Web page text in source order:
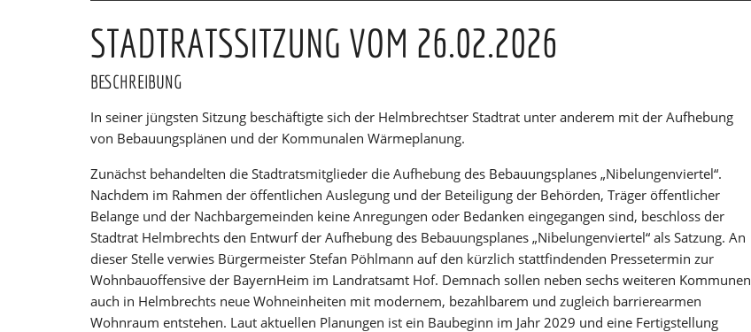
STADTRATSSITZUNG VOM 26.02.2026
BESCHREIBUNG
In seiner jüngsten Sitzung beschäftigte sich der Helmbrechtser Stadtrat unter anderem mit der Aufhebung
von Bebauungsplänen und der Kommunalen Wärmeplanung.
Zunächst behandelten die Stadtratsmitglieder die Aufhebung des Bebauungsplanes „Nibelungenviertel“.
Nachdem im Rahmen der öffentlichen Auslegung und der Beteiligung der Behörden, Träger öffentlicher
Belange und der Nachbargemeinden keine Anregungen oder Bedanken eingegangen sind, beschloss der
Stadtrat Helmbrechts den Entwurf der Aufhebung des Bebauungsplanes „Nibelungenviertel“ als Satzung. An
dieser Stelle verwies Bürgermeister Stefan Pöhlmann auf den kürzlich stattfindenden Pressetermin zur
Wohnbauoffensive der BayernHeim im Landratsamt Hof. Demnach sollen neben sechs weiteren Kommunen
auch in Helmbrechts neue Wohneinheiten mit modernem, bezahlbarem und zugleich barrierearmen
Wohnraum entstehen. Laut aktuellen Planungen ist ein Baubeginn im Jahr 2029 und eine Fertigstellung